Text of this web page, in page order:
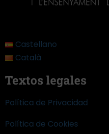
Castellano
Català
Textos legales
Política de Privacidad
Política de Cookies